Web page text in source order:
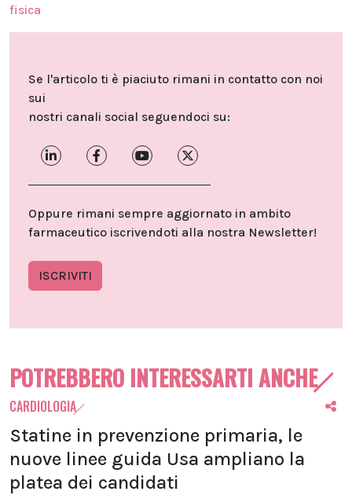
fisica
Se l'articolo ti è piaciuto rimani in contatto con noi
sui
nostri canali social seguendoci su:
Oppure rimani sempre aggiornato in ambito
farmaceutico iscrivendoti alla nostra Newsletter!
ISCRIVITI
POTREBBERO INTERESSARTI ANCHE
CARDIOLOGIA
Statine in prevenzione primaria, le
nuove linee guida Usa ampliano la
platea dei candidati